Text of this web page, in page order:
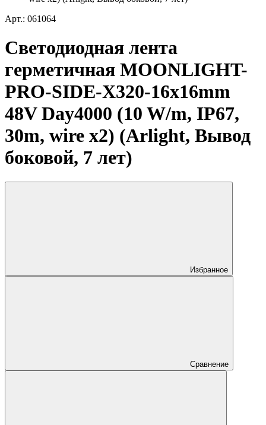
Арт.: 061064
Светодиодная лента
герметичная MOONLIGHT-
PRO-SIDE-X320-16x16mm
48V Day4000 (10 W/m, IP67,
30m, wire x2) (Arlight, Вывод
боковой, 7 лет)
Избранное
Сравнение